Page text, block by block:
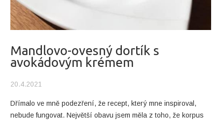
Mandlovo-ovesný dortík s
avokádovým krémem
20.4.2021
Dřímalo ve mně podezření, že recept, který mne inspiroval,
nebude fungovat. Největší obavu jsem měla z toho, že korpus